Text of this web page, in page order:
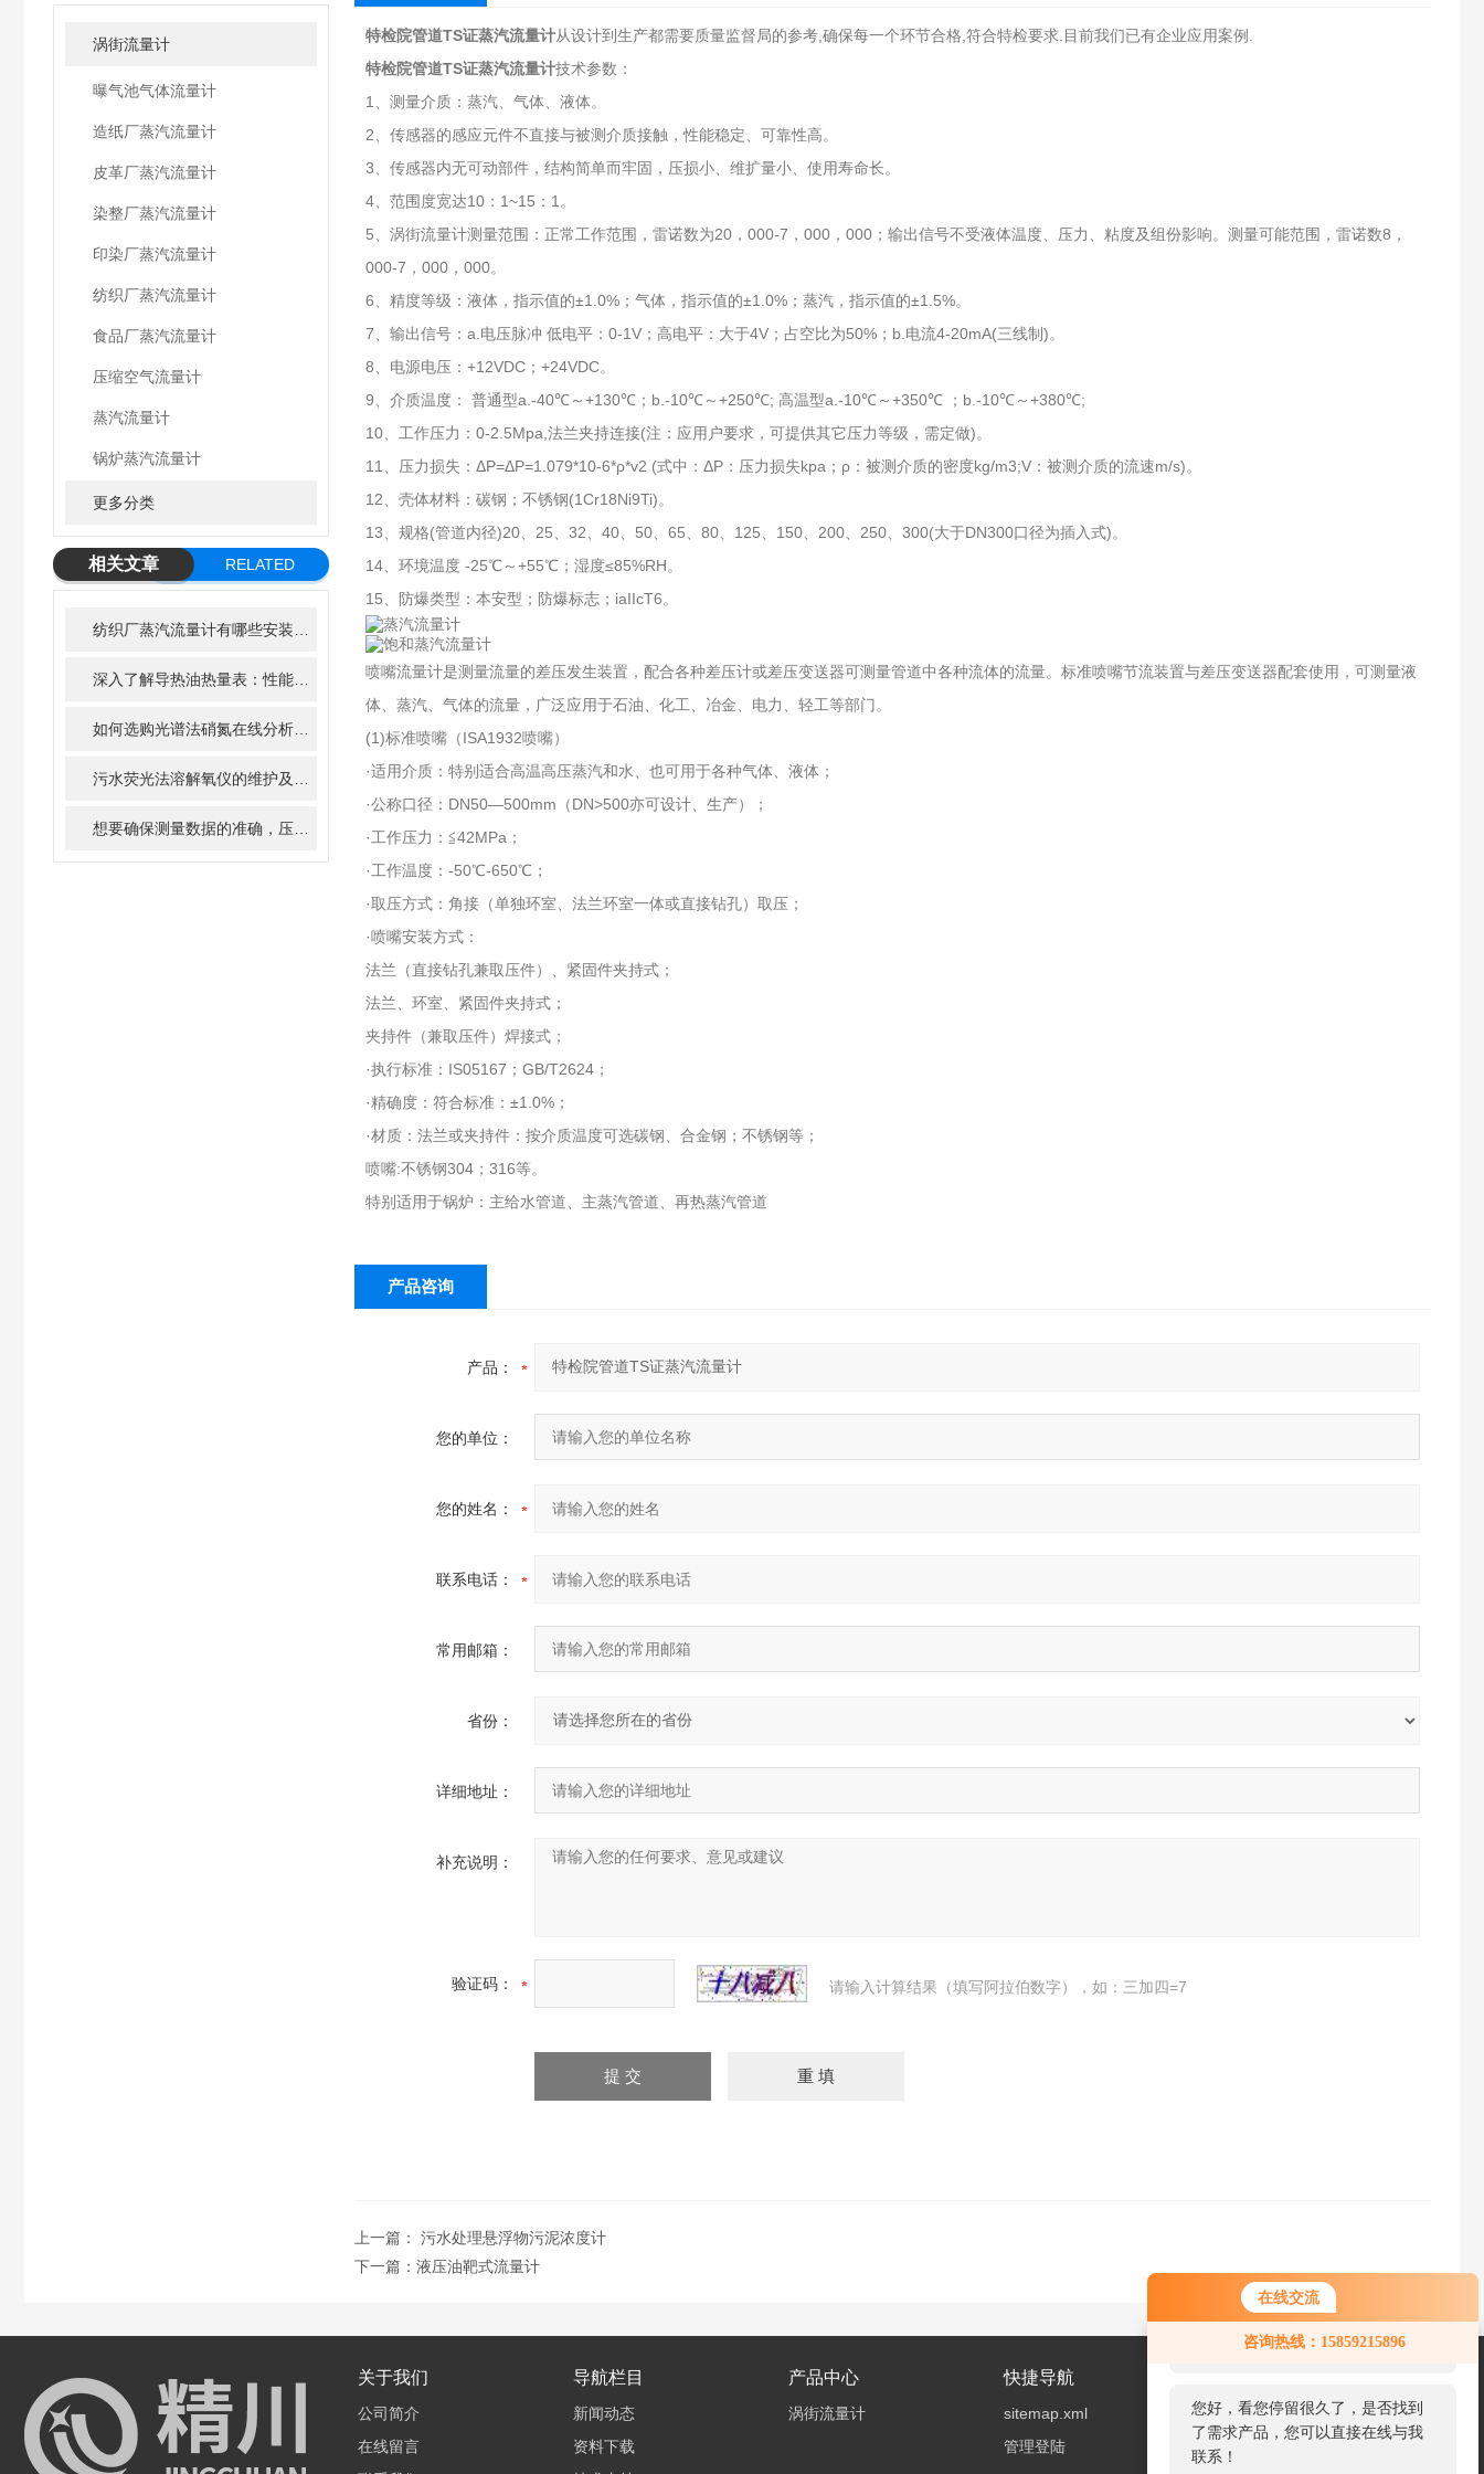
在线交流
咨询热线：15859215896
您好！欢迎前来咨询，很高兴为您
服务，请问您要咨询什么问题呢？
您好，看您停留很久了，是否找到
了需求产品，您可以直接在线与我
联系！
涡街流量计
曝气池气体流量计
造纸厂蒸汽流量计
皮革厂蒸汽流量计
染整厂蒸汽流量计
印染厂蒸汽流量计
纺织厂蒸汽流量计
食品厂蒸汽流量计
压缩空气流量计
蒸汽流量计
锅炉蒸汽流量计
更多分类
相关文章
RELATED
特检院管道TS证蒸汽流量计从设计到生产都需要质量监督局的参考,确保每一个环节合格,符合特检要求.目前我们已有企业应用案例.
特检院管道TS证蒸汽流量计技术参数：
1、测量介质：蒸汽、气体、液体。
2、传感器的感应元件不直接与被测介质接触，性能稳定、可靠性高。
3、传感器内无可动部件，结构简单而牢固，压损小、维扩量小、使用寿命长。
4、范围度宽达10：1~15：1。
5、涡街流量计测量范围：正常工作范围，雷诺数为20，000-7，000，000；输出信号不受液体温度、压力、粘度及组份影响。测量可能范围，雷诺数8，
000-7，000，000。
6、精度等级：液体，指示值的±1.0%；气体，指示值的±1.0%；蒸汽，指示值的±1.5%。
7、输出信号：a.电压脉冲 低电平：0-1V；高电平：大于4V；占空比为50%；b.电流4-20mA(三线制)。
8、电源电压：+12VDC；+24VDC。
9、介质温度： 普通型a.-40℃～+130℃；b.-10℃～+250℃; 高温型a.-10℃～+350℃ ；b.-10℃～+380℃;
10、工作压力：0-2.5Mpa,法兰夹持连接(注：应用户要求，可提供其它压力等级，需定做)。
11、压力损失：ΔP=ΔP=1.079*10-6*ρ*v2 (式中：ΔP：压力损失kpa；ρ：被测介质的密度kg/m3;V：被测介质的流速m/s)。
12、壳体材料：碳钢；不锈钢(1Cr18Ni9Ti)。
13、规格(管道内径)20、25、32、40、50、65、80、125、150、200、250、300(大于DN300口径为插入式)。
14、环境温度 -25℃～+55℃；湿度≤85%RH。
15、防爆类型：本安型；防爆标志；iaIIcT6。
喷嘴流量计是测量流量的差压发生装置，配合各种差压计或差压变送器可测量管道中各种流体的流量。标准喷嘴节流装置与差压变送器配套使用，可测量液
体、蒸汽、气体的流量，广泛应用于石油、化工、冶金、电力、轻工等部门。
(1)标准喷嘴（ISA1932喷嘴）
·适用介质：特别适合高温高压蒸汽和水、也可用于各种气体、液体；
·公称口径：DN50—500mm（DN>500亦可设计、生产）；
·工作压力：≦42MPa；
·工作温度：-50℃-650℃；
·取压方式：角接（单独环室、法兰环室一体或直接钻孔）取压；
·喷嘴安装方式：
法兰（直接钻孔兼取压件）、紧固件夹持式；
法兰、环室、紧固件夹持式；
夹持件（兼取压件）焊接式；
·执行标准：IS05167；GB/T2624；
·精确度：符合标准：±1.0%；
·材质：法兰或夹持件：按介质温度可选碳钢、合金钢；不锈钢等；
喷嘴:不锈钢304；316等。
特别适用于锅炉：主给水管道、主蒸汽管道、再热蒸汽管道
产品咨询
产品：
您的单位：
您的姓名：
联系电话：
常用邮箱：
省份：
详细地址：
补充说明：
验证码： 请输入计算结果（填写阿拉伯数字），如：三加四=7
上一篇： 污水处理悬浮物污泥浓度计
下一篇： 液压油靶式流量计
关于我们
公司简介
在线留言
导航栏目
新闻动态
资料下载
产品中心
涡街流量计
快捷导航
sitemap.xml
管理登陆